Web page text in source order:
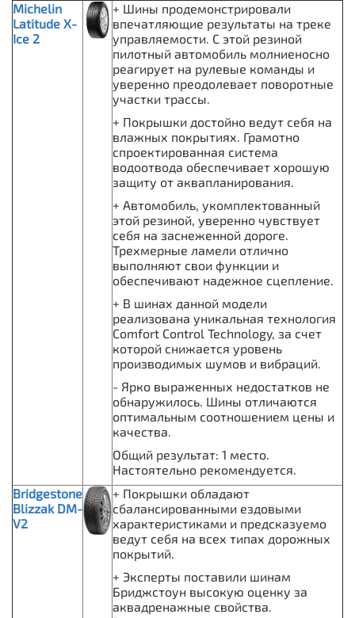
Michelin
Latitude X-
Ice 2
+ Шины продемонстрировали
впечатляющие результаты на треке
управляемости. С этой резиной
пилотный автомобиль молниеносно
реагирует на рулевые команды и
уверенно преодолевает поворотные
участки трассы.
+ Покрышки достойно ведут себя на
влажных покрытиях. Грамотно
спроектированная система
водоотвода обеспечивает хорошую
защиту от аквапланирования.
+ Автомобиль, укомплектованный
этой резиной, уверенно чувствует
себя на заснеженной дороге.
Трехмерные ламели отлично
выполняют свои функции и
обеспечивают надежное сцепление.
+ В шинах данной модели
реализована уникальная технология
Comfort Control Technology, за счет
которой снижается уровень
производимых шумов и вибраций.
- Ярко выраженных недостатков не
обнаружилось. Шины отличаются
оптимальным соотношением цены и
качества.
Общий результат: 1 место.
Настоятельно рекомендуется.
Bridgestone
Blizzak DM-
V2
+ Покрышки обладают
сбалансированными ездовыми
характеристиками и предсказуемо
ведут себя на всех типах дорожных
покрытий.
+ Эксперты поставили шинам
Бриджстоун высокую оценку за
аквадренажные свойства.